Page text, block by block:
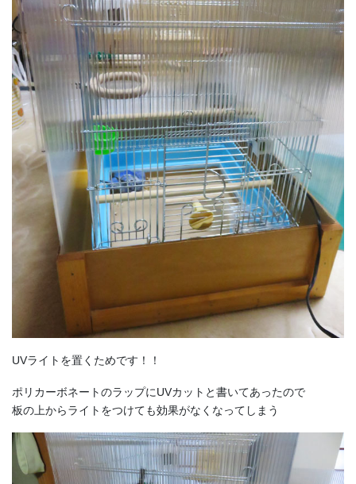
UVライトを置くためです！！
ポリカーボネートのラップにUVカットと書いてあったので
板の上からライトをつけても効果がなくなってしまう